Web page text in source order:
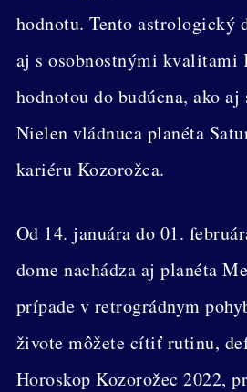
hodnotu. Tento astrologický
aj s osobnostnými kvalitami
hodnotou do budúcna, ako aj
Nielen vládnuca planéta
kariéru Kozorožca.
Od 14. januára do 01.
dome nachádza aj planéta
prípade v retrográdnym
živote môžete cítiť rutinu,
Horoskop Kozorožec 2022,